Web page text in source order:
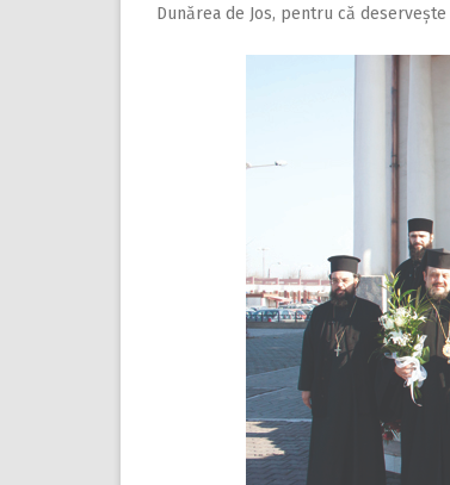
Dunărea de Jos, pentru că